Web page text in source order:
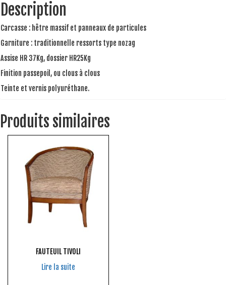
Description
Carcasse : hêtre massif et panneaux de particules
Garniture : traditionnelle ressorts type nozag
Assise HR 37Kg, dossier HR25Kg
Finition passepoil, ou clous à clous
Teinte et vernis polyuréthane.
Produits similaires
FAUTEUIL TIVOLI
Lire la suite